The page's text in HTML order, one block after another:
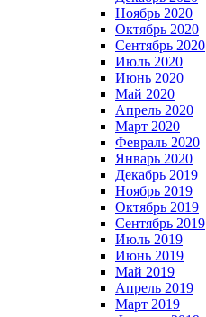
Ноябрь 2020
Октябрь 2020
Сентябрь 2020
Июль 2020
Июнь 2020
Май 2020
Апрель 2020
Март 2020
Февраль 2020
Январь 2020
Декабрь 2019
Ноябрь 2019
Октябрь 2019
Сентябрь 2019
Июль 2019
Июнь 2019
Май 2019
Апрель 2019
Март 2019